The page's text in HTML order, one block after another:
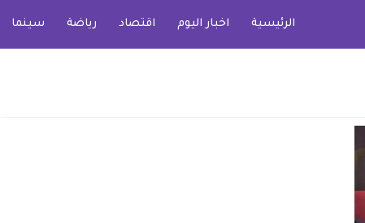
الرئيسية اخبار اليوم اقتصاد رياضة سينما